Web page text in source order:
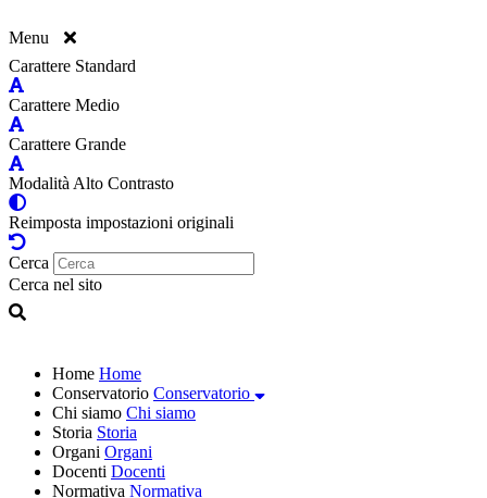
Menu
Carattere Standard
Carattere Medio
Carattere Grande
Modalità Alto Contrasto
Reimposta impostazioni originali
Cerca
Cerca nel sito
Home Home
Conservatorio Conservatorio
Chi siamo Chi siamo
Storia Storia
Organi Organi
Docenti Docenti
Normativa Normativa